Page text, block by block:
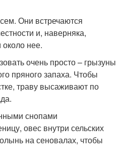
Они встречаются
и, наверняка,
нее.
очень просто – грызуны
пряного запаха. Чтобы
траву высаживают по
снопами
овес внутри сельских
на сеновалах, чтобы